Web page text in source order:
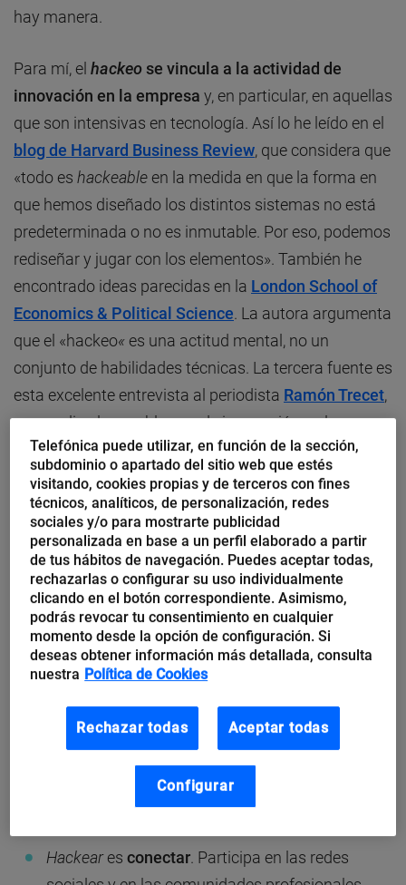
hay manera.
Para mí, el hackeose vincula a la actividad de
innovación en la empresa y, en particular, en aquellas
que son intensivas en tecnología. Así lo he leído en el
blog de Harvard Business Review, que considera que
«todo es hackeable en la medida en que la forma en
que hemos diseñado los distintos sistemas no está
predeterminada o no es inmutable. Por eso, podemos
rediseñar y jugar con los elementos». También he
encontrado ideas parecidas en la London School of
Economics & Political Science . La autora argumenta
que el «hackeo« es una actitud mental, no un
conjunto de habilidades técnicas. La tercera fuente es
esta excelente entrevista al periodista Ramón Trecet,
que explica los problemas de innovación en la
industria de la prensa. Su metáfora «aurigas» es
visual: son aquellos líderes que dirigen la empresa
ajenos altsunamidigital. Éste es el enfoque que debe
servir a las empresas pequeñas, medianas o grandes.
Hackearesaprender. En la sociedad del
aprendizaje hay que apostar por la formación
continua a través de cursos oficiales,MOOC
fórmula que se desee. Solo a través de Internet y
de lecturas, conferencias o análisis. El
conocimiento es fuente de ventaja competitiva,
porque nos permite entender antes y mejor la
industria en la que nos movemos.
Hackeares conectar . Participa en las redes
Telefónica puede utilizar, en función de la sección,
subdominio o apartado del sitio web que estés
visitando, cookies propias y de terceros con fines
técnicos, analíticos, de personalización, redes
sociales y/o para mostrarte publicidad
personalizada en base a un perfil elaborado a partir
de tus hábitos de navegación. Puedes aceptar todas,
rechazarlas o configurar su uso individualmente
clicando en el botón correspondiente. Asimismo,
podrás revocar tu consentimiento en cualquier
momento desde la opción de configuración. Si
deseas obtener información más detallada, consulta
nuestra Política de Cookies
Rechazar todas Aceptar todas
Configurar